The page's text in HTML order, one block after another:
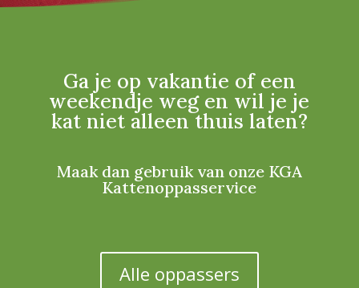
Ga je op vakantie of een
weekendje weg en wil je je
kat niet alleen thuis laten?
Maak dan gebruik van onze KGA
Kattenoppasservice
Alle oppassers